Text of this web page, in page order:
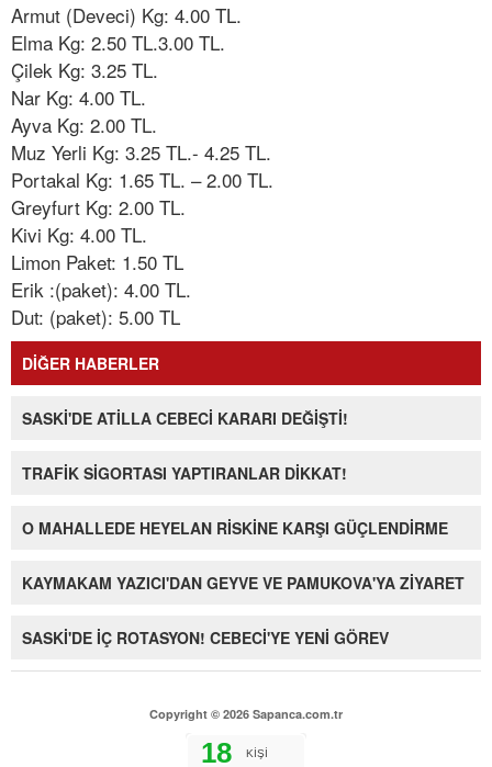
Armut (Deveci) Kg: 4.00 TL.
Elma Kg: 2.50 TL.3.00 TL.
Çilek Kg: 3.25 TL.
Nar Kg: 4.00 TL.
Ayva Kg: 2.00 TL.
Muz Yerli Kg: 3.25 TL.- 4.25 TL.
Portakal Kg: 1.65 TL. – 2.00 TL.
Greyfurt Kg: 2.00 TL.
Kivi Kg: 4.00 TL.
Limon Paket: 1.50 TL
Erik :(paket): 4.00 TL.
Dut: (paket): 5.00 TL
DİĞER HABERLER
SASKİ'DE ATİLLA CEBECİ KARARI DEĞİŞTİ!
TRAFİK SİGORTASI YAPTIRANLAR DİKKAT!
O MAHALLEDE HEYELAN RİSKİNE KARŞI GÜÇLENDİRME
KAYMAKAM YAZICI'DAN GEYVE VE PAMUKOVA'YA ZİYARET
SASKİ'DE İÇ ROTASYON! CEBECİ'YE YENİ GÖREV
Copyright © 2026 Sapanca.com.tr